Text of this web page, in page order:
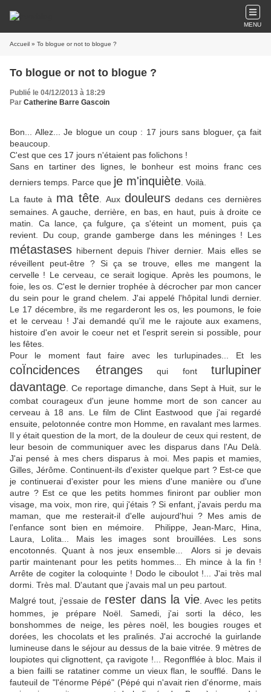
MENU
Accueil » To blogue or not to blogue ?
To blogue or not to blogue ?
Publié le 04/12/2013 à 18:29
Par Catherine Barre Gascoin
Bon... Allez... Je blogue un coup : 17 jours sans bloguer, ça fait
beaucoup.
C'est que ces 17 jours n'étaient pas folichons !
Sans en tartiner des lignes, le bonheur est moins franc ces
derniers temps. Parce que je m'inquiète . Voilà.
La faute à ma tête . Aux douleursdedans ces dernières
semaines. A gauche, derrière, en bas, en haut, puis à droite ce
matin. Ca lance, ça fulgure, ça s'éteint un moment, puis ça
revient. Du coup, grande gamberge dans les méninges ! Les
métastases hibernent depuis l'hiver dernier. Mais elles se
réveillent peut-être ? Si ça se trouve, elles me mangent la
cervelle ! Le cerveau, ce serait logique. Après les poumons, le
foie, les os. C'est le dernier trophée à décrocher par mon cancer
du sein pour le grand chelem. J'ai appelé l'hôpital lundi dernier.
Le 17 décembre, ils me regarderont les os, les poumons, le foie
et le cerveau ! J'ai demandé qu'il me le rajoute aux examens,
histoire d'en avoir le coeur net et l'esprit serein si possible, pour
les fêtes.
Pour le moment faut faire avec les turlupinades... Et les
coÏncidences étrangesqui font turlupiner
davantage . Ce reportage dimanche, dans Sept à Huit, sur le
combat courageux d'un jeune homme mort de son cancer au
cerveau à 18 ans. Le film de Clint Eastwood que j'ai regardé
ensuite, pelotonnée contre mon Homme, en ravalant mes larmes.
Il y était question de la mort, de la douleur de ceux qui restent, de
leur besoin de communiquer avec les disparus dans l'Au Delà.
J'ai pensé à mes chers disparus à moi. Mes papis et mamies,
Gilles, Jérôme. Continuent-ils d'exister quelque part ? Est-ce que
je continuerai d'exister pour les miens d'une manière ou d'une
autre ? Est ce que les petits hommes finiront par oublier mon
visage, ma voix, mon rire, qui j'étais ? Si enfant, j'avais perdu ma
maman, que me resterait-il d'elle aujourd'hui ? Mes amis de
l'enfance sont bien en mémoire. Philippe, Jean-Marc, Hina,
Laura, Lolita... Mais les images sont brouillées. Les sons
encotonnés. Quant à nos jeux ensemble... Alors si je devais
partir maintenant pour les petits hommes... Eh mince à la fin !
Arrête de cogiter la coloquinte ! Dodo le ciboulot !... J'ai très mal
dormi. Très mal. D'autant que j'avais mal un peu partout.
Malgré tout, j'essaie de rester dans la vie. Avec les petits
hommes, je prépare Noël. Samedi, j'ai sorti la déco, les
bonshommes de neige, les pères noël, les bougies rouges et
dorées, les chocolats et les pralinés. J'ai accroché la guirlande
lumineuse dans le séjour au dessus de la baie vitrée. 9 mètres de
loupiotes qui clignottent, ça ravigote !... Regonfflée à bloc. Mais il
a bien failli se ratatiner comme un vieux flan, le soufflé. Dans le
fauteuil de "l'énorme Pépé" (Pépé qui n'avait rien d'énorme, mais